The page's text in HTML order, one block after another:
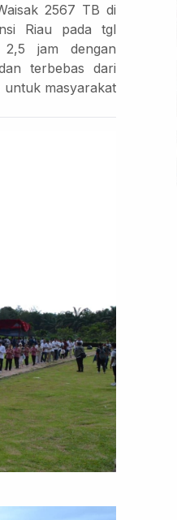
2567 TB di
Riau pada tgl
2,5 jam dengan
terbebas dari
untuk masyarakat